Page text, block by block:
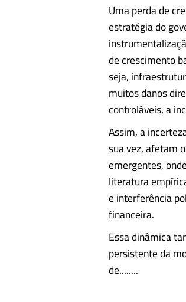
Uma perda de
estratégia do
de crescimento
seja,
muitos danos
controláveis, a
Assim, a
sua vez, afetam
emergentes,
literatura
e interferência
financeira.
Essa dinâmica
persistente da
de........